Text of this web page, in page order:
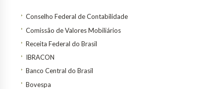
Conselho Federal de Contabilidade
Comissão de Valores Mobiliários
Receita Federal do Brasil
IBRACON
Banco Central do Brasil
Bovespa